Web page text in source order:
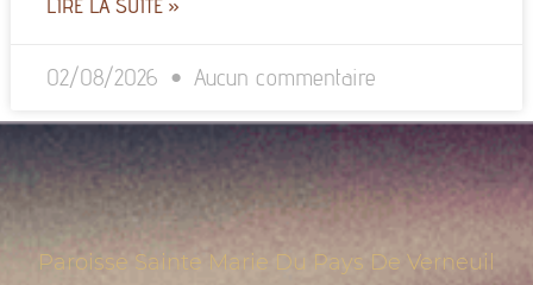
LIRE LA SUITE »
02/08/2026 Aucun commentaire
Paroisse Sainte Marie Du Pays De Verneuil